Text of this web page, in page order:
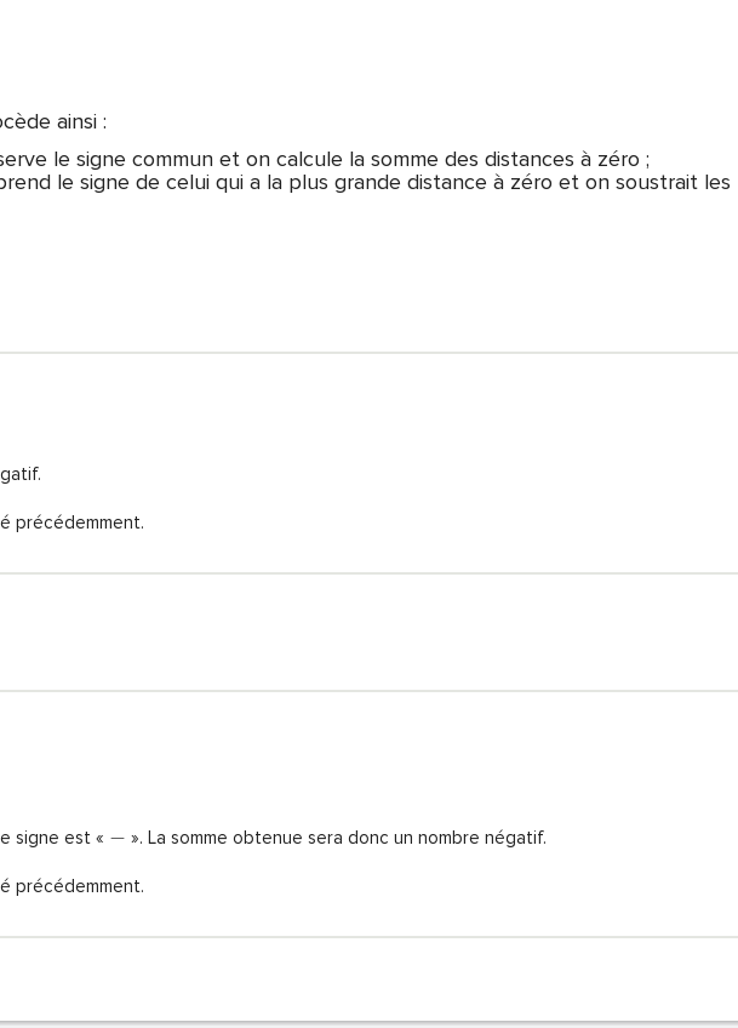
ainsi :
le signe commun et on calcule la somme des distances à zéro ;
le signe de celui qui a la plus grande distance à zéro et on soustrait les
précédemment.
signe est « − ». La somme obtenue sera donc un nombre négatif.
précédemment.